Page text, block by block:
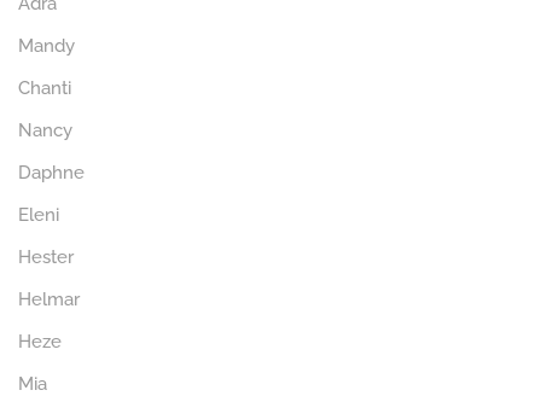
Mandy
Chanti
Nancy
Daphne
Eleni
Hester
Helmar
Heze
Mia